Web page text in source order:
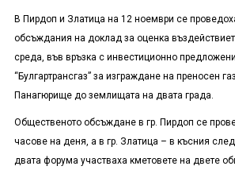
В Пирдоп и Златица на 12 ноември се
обсъждания на доклад за оценка
среда, във връзка с инвестиционно
“Булгартрансгаз” за изграждане на преносен
Панагюрище до землищата на двата града.
Общественото обсъждане в гр. Пирдоп се
часове на деня, а в гр. Златица – в късния
двата форума участваха кметовете на двете